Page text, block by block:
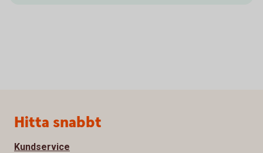
Sidfot
Hitta snabbt
Kundservice